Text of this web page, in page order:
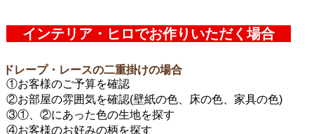
インテリア・ヒロでお作りいただく場合
ドレープ・レースの二重掛けの場合
①お客様のご予算を確認
②お部屋の雰囲気を確認(壁紙の色、床の色、家具の色)
③①、②にあった色の生地を探す
④お客様のお好みの柄を探す